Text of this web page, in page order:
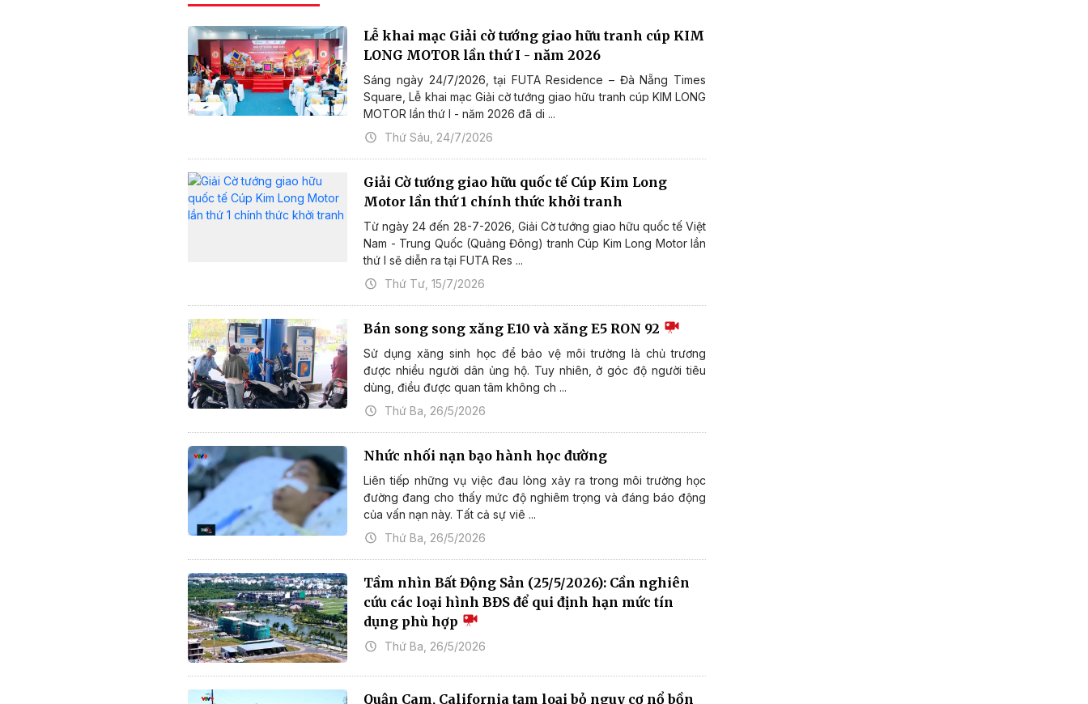
Lễ khai mạc Giải cờ tướng giao hữu tranh cúp KIM
LONG MOTOR lần thứ I - năm 2026
Sáng ngày 24/7/2026, tại FUTA Residence – Đà Nẵng Times
Square, Lễ khai mạc Giải cờ tướng giao hữu tranh cúp KIM LONG
MOTOR lần thứ I - năm 2026 đã di ...
Thứ Sáu, 24/7/2026
Giải Cờ tướng giao hữu quốc tế Cúp Kim Long
Motor lần thứ 1 chính thức khởi tranh
Từ ngày 24 đến 28-7-2026, Giải Cờ tướng giao hữu quốc tế Việt
Nam - Trung Quốc (Quảng Đông) tranh Cúp Kim Long Motor lần
thứ I sẽ diễn ra tại FUTA Res ...
Thứ Tư, 15/7/2026
Bán song song xăng E10 và xăng E5 RON 92
Sử dụng xăng sinh học để bảo vệ môi trường là chủ trương
được nhiều người dân ủng hộ. Tuy nhiên, ở góc độ người tiêu
dùng, điều được quan tâm không ch ...
Thứ Ba, 26/5/2026
Nhức nhối nạn bạo hành học đường
Liên tiếp những vụ việc đau lòng xảy ra trong môi trường học
đường đang cho thấy mức độ nghiêm trọng và đáng báo động
của vấn nạn này. Tất cả sự viê ...
Thứ Ba, 26/5/2026
Tầm nhìn Bất Động Sản (25/5/2026): Cần nghiên
cứu các loại hình BĐS để qui định hạn mức tín
dụng phù hợp
Thứ Ba, 26/5/2026
Quận Cam, California tạm loại bỏ nguy cơ nổ bồn